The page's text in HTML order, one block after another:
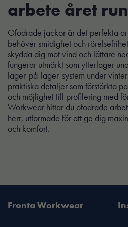
arbete året
Ofodrade jackor är det perfekta
behöver smidighet och
skydda dig mot vind och lättare
fungerar utmärkt som ytterlager
lager-på-lager-system under
praktiska detaljer som förstärkta
och möjlighet till profilering med
Workwear hittar du ofodrade
herr, utformade för att ge dig
och komfort.
Fronta Workwear